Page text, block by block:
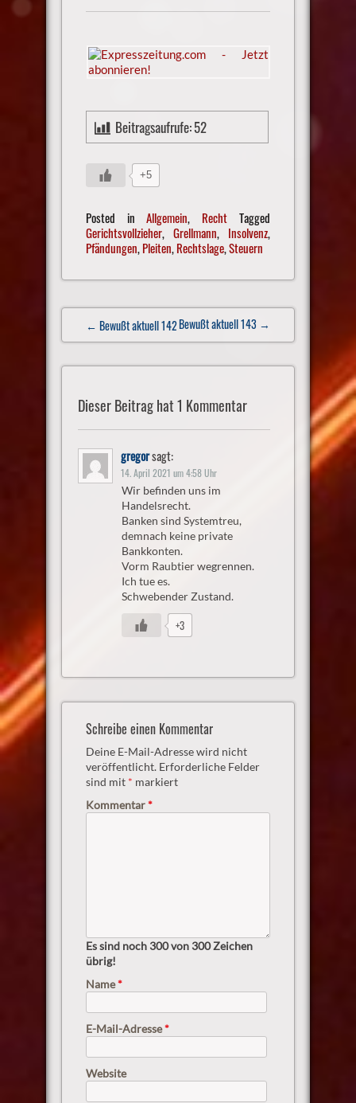
Beitragsaufrufe:52
+5
Posted inAllgemein, Recht Tagged
Gerichtsvollzieher, Grellmann, Insolvenz,
Pfändungen,Pleiten,Rechtslage,Steuern
Post
navigation
← Bewußt aktuell 142Bewußt aktuell 143 →
Dieser Beitrag hat 1 Kommentar
gregorsagt:
14. April 2021 um 4:58 Uhr
Wir befinden uns im
Handelsrecht.
Banken sind Systemtreu,
demnach keine private
Bankkonten.
Vorm Raubtier wegrennen.
Ich tue es.
Schwebender Zustand.
+3
Schreibe einen Kommentar
Deine E-Mail-Adresse wird nicht
veröffentlicht. Erforderliche Felder
sind mit * markiert
Kommentar*
Es sind noch 300von 300 Zeichen
übrig!
Name*
E-Mail-Adresse*
Website